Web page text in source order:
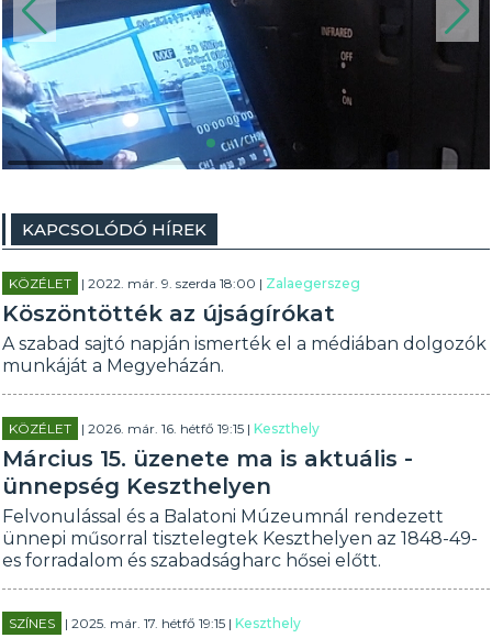
KAPCSOLÓDÓ HÍREK
KÖZÉLET | 2022. már. 9. szerda 18:00 | Zalaegerszeg
Köszöntötték az újságírókat
A szabad sajtó napján ismerték el a médiában dolgozók
munkáját a Megyeházán.
KÖZÉLET | 2026. már. 16. hétfő 19:15 |Keszthely
Március 15. üzenete ma is aktuális -
ünnepség Keszthelyen
Felvonulással és a Balatoni Múzeumnál rendezett
ünnepi műsorral tisztelegtek Keszthelyen az 1848-49-
es forradalom és szabadságharc hősei előtt.
SZÍNES | 2025. már. 17. hétfő 19:15 |Keszthely